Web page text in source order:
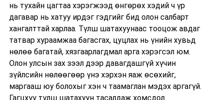
нь тухайн цагтаа хэрэгжээд өнгөрөх хэдий ч үр
дагавар нь хатуу ирдэг гэдгийг бид олон салбарт
хангалттай харлаа. Түлш шатахуунаас тооцож авдаг
татвар хураамжаа багасгах, цуцлах нь үнийн хувьд
нөлөө багатай, хязгаарлагдмал арга хэрэгсэл юм.
Олон улсын зах зээл дээр давагдашгүй хүчин
зүйлсийн нөлөөгөөр үнэ хэрхэн яаж өсөхийг,
маргааш юу болохыг хэн ч таамаглан мэдэх аргагүй.
Гагцхүү түлш шатахуун тасалдаж хомсдол